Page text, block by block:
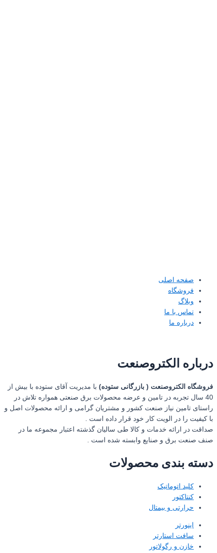
صفحه اصلی
فروشگاه
وبلاگ
تماس با ما
درباره ما
درباره الکتروصنعت
فروشگاه الکتروصنعت ( بازرگانی ستوده) با مدیریت آقای ستوده با بیش از
40 سال تجربه در تامین و عرضه محصولات برق صنعتی همواره تلاش در
راستای تامین نیاز صنعت کشور و مشتریان گرامی و ارائه محصولات اصل و
با کیفیت را در الویت کار خود قرار داده است .
صداقت در ارائه خدمات و کالا طی سالیان گذشته اعتبار مجموعه ما در
صنف صنعت برق و صنایع وابسته شده است .
دسته بندی محصولات
کلید اتوماتیک
کنتاکتور
حرارتی و بیمتال
اینورتر
سافت استارتر
خازن و رگولاتور